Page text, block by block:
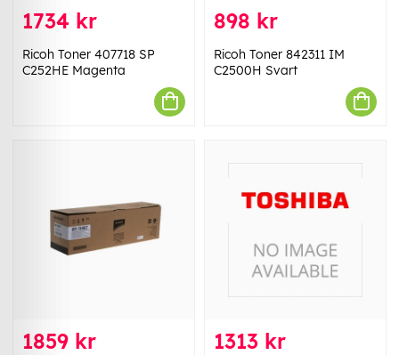
1734 kr
Ricoh Toner 407718 SP
C252HE Magenta
898 kr
Ricoh Toner 842311 IM
C2500H Svart
1859 kr 1313 kr